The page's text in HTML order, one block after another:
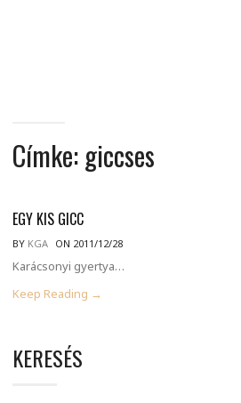
Címke: giccses
EGY KIS GICC
BY KGA ON 2011/12/28
Karácsonyi gyertya…
Keep Reading →
KERESÉS